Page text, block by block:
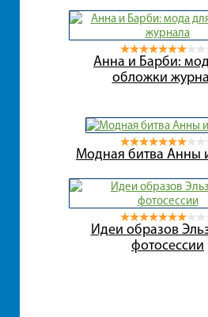
Анна и Барби:
обложки
Модная битва Анны
Идеи образов
фотосессии